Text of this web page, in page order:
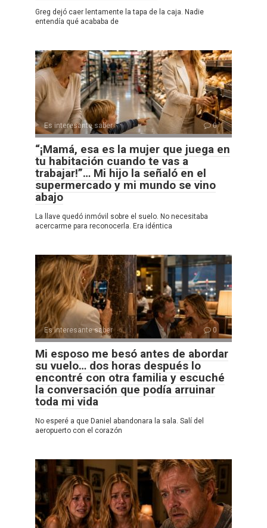
Greg dejó caer lentamente la tapa de la caja. Nadie
entendía qué acababa de
Es interesante saber 0
“¡Mamá, esa es la mujer que juega en
tu habitación cuando te vas a
trabajar!”… Mi hijo la señaló en el
supermercado y mi mundo se vino
abajo
La llave quedó inmóvil sobre el suelo. No necesitaba
acercarme para reconocerla. Era idéntica
Es interesante saber 0
Mi esposo me besó antes de abordar
su vuelo… dos horas después lo
encontré con otra familia y escuché
la conversación que podía arruinar
toda mi vida
No esperé a que Daniel abandonara la sala. Salí del
aeropuerto con el corazón